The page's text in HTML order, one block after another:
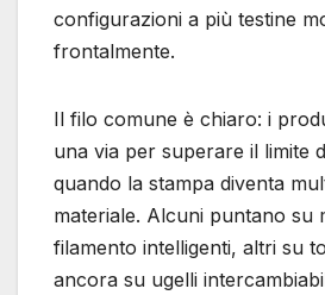
configurazioni a più testine
frontalmente.
Il filo comune è chiaro: i
una via per superare il limite
quando la stampa diventa
materiale. Alcuni puntano su
filamento intelligenti, altri su
ancora su ugelli